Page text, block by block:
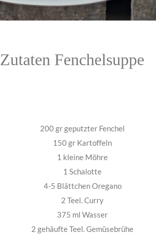
Zutaten Fenchelsuppe
200 gr geputzter Fenchel
150 gr Kartoffeln
1 kleine Möhre
1 Schalotte
4-5 Blättchen Oregano
2 Teel. Curry
375 ml Wasser
2 gehäufte Teel. Gemüsebrühe